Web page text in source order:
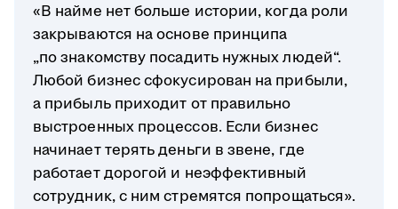
«В найме нет больше истории, когда роли
закрываются на основе принципа
„по знакомству посадить нужных людей“.
Любой бизнес сфокусирован на прибыли,
а прибыль приходит от правильно
выстроенных процессов. Если бизнес
начинает терять деньги в звене, где
работает дорогой и неэффективный
сотрудник, с ним стремятся попрощаться».